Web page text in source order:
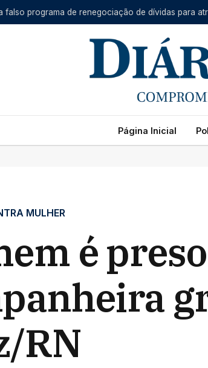
falso programa de renegociação de dívidas para
Página Inicial
MULHER
é
RN